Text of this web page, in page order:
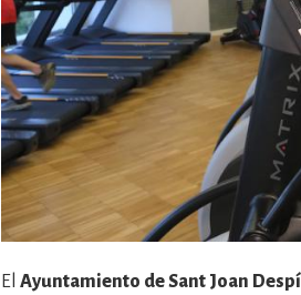
El Ayuntamiento de Sant Joan Despí